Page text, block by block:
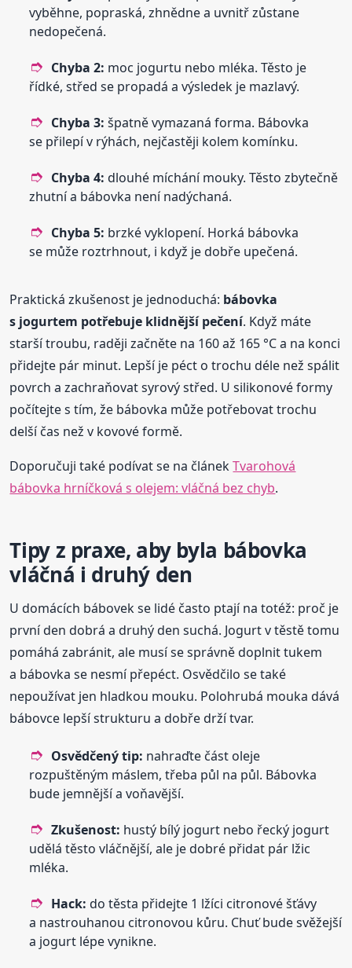
vyběhne, popraská, zhnědne a uvnitř zůstane
nedopečená.
Chyba 2: moc jogurtu nebo mléka. Těsto je
řídké, střed se propadá a výsledek je mazlavý.
Chyba 3: špatně vymazaná forma. Bábovka
se přilepí v rýhách, nejčastěji kolem komínku.
Chyba 4: dlouhé míchání mouky. Těsto zbytečně
zhutní a bábovka není nadýchaná.
Chyba 5: brzké vyklopení. Horká bábovka
se může roztrhnout, i když je dobře upečená.
Praktická zkušenost je jednoduchá: bábovka
s jogurtem potřebuje klidnější pečení. Když máte
starší troubu, raději začněte na 160 až 165 °C a na konci
přidejte pár minut. Lepší je péct o trochu déle než spálit
povrch a zachraňovat syrový střed. U silikonové formy
počítejte s tím, že bábovka může potřebovat trochu
delší čas než v kovové formě.
Doporučuji také podívat se na článekTvarohová
bábovka hrníčková s olejem: vláčná bez chyb.
Tipy z praxe, aby byla bábovka
vláčná i druhý den
U domácích bábovek se lidé často ptají na totéž: proč je
první den dobrá a druhý den suchá. Jogurt v těstě tomu
pomáhá zabránit, ale musí se správně doplnit tukem
a bábovka se nesmí přepéct. Osvědčilo se také
nepoužívat jen hladkou mouku. Polohrubá mouka dává
bábovce lepší strukturu a dobře drží tvar.
Osvědčený tip: nahraďte část oleje
rozpuštěným máslem, třeba půl na půl. Bábovka
bude jemnější a voňavější.
Zkušenost: hustý bílý jogurt nebo řecký jogurt
udělá těsto vláčnější, ale je dobré přidat pár lžic
mléka.
Hack: do těsta přidejte 1 lžíci citronové šťávy
a nastrouhanou citronovou kůru. Chuť bude svěžejší
a jogurt lépe vynikne.